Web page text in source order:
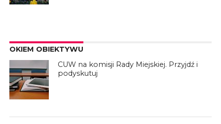
OKIEM OBIEKTYWU
CUW na komisji Rady Miejskiej. Przyjdź i
podyskutuj